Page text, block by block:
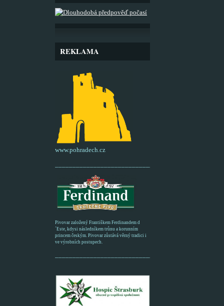
REKLAMA
www.pohradech.cz
Pivovar založený Františkem Ferdinandem d
´Este, kdysi následníkem trůnu a korunním
princem českým. Pivovar zůstává věrný tradici i
ve výrobních postupech.